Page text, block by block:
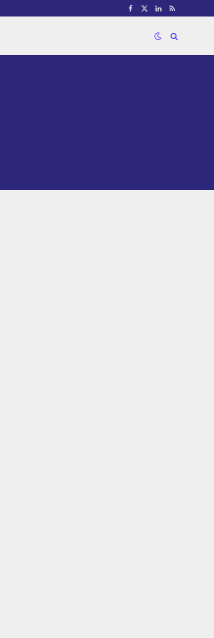
Facebook
X
LinkedIn
RSS